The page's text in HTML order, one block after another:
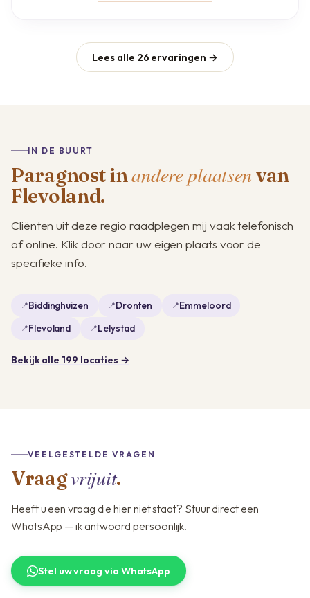
Lees alle 26 ervaringen →
IN DE BUURT
Paragnost inandere plaatsen van
Flevoland.
Cliënten uit deze regio raadplegen mij vaak telefonisch
of online. Klik door naar uw eigen plaats voor de
specifieke info.
Biddinghuizen Dronten
Emmeloord
Flevoland
Lelystad
Bekijk alle 199 locaties →
VEELGESTELDE VRAGEN
Vraagvrijuit.
Heeft u een vraag die hier niet staat? Stuur direct een
WhatsApp — ik antwoord persoonlijk.
Stel uw vraag via WhatsApp